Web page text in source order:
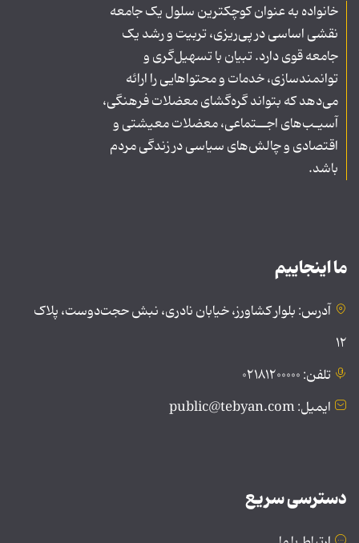
خانواده به عنوان کوچکترین سلول یک جامعه
نقشی اساسی در پی‌ریزی، تربیت و رشد یک
جامعه قوی دارد. تبیان با تسهیل‌گری و
توانمندسازی، خدمات و محتواهایی را ارائه
می‌دهد که بتواند گره‌گشای معضلات فرهنگی،
آسیـب‌های اجــتماعی، معضلات معیشتی و
اقتصادی و چالش‌های سیاسی در زندگی مردم
باشد.
ما اینجاییم
آدرس: بلوار کشاورز، خیابان نادری، نبش حجت‌دوست، پلاک
۱۲
تلفن: ۰۲۱۸۱۲۰۰۰۰۰
ایمیل: public@tebyan.com
دسترسی سریع